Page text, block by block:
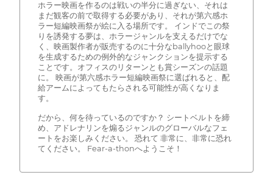
ホラー映画を作るのは戦いの半分に過ぎない、それは
まだ観客の前で取得する必要があり、それが第六感ホ
ラー短編映画祭が絵に入る場所です。 インドでこの祭
りを誘発する夢は、ホラージャンルを支えるだけでな
く、映画製作者が販売するのに十分なballyhooと眼球
を生成するための例外的なジャンクションを提示する
ことです。オフィスのリターンとも賞シーズンの話題
に。 映画が第六感ホラー短編映画祭に選ばれると、配
給アームによってもたらされる可能性が高くなりま
す。
だから、何を待っているのですか？ シートベルトを締
め、アドレナリンを煽るジャンルのグローバルなフェ
ートをお楽しみください。 恐れて 非常に、非常に恐れ
てください。 Fear-a-thonへようこそ！